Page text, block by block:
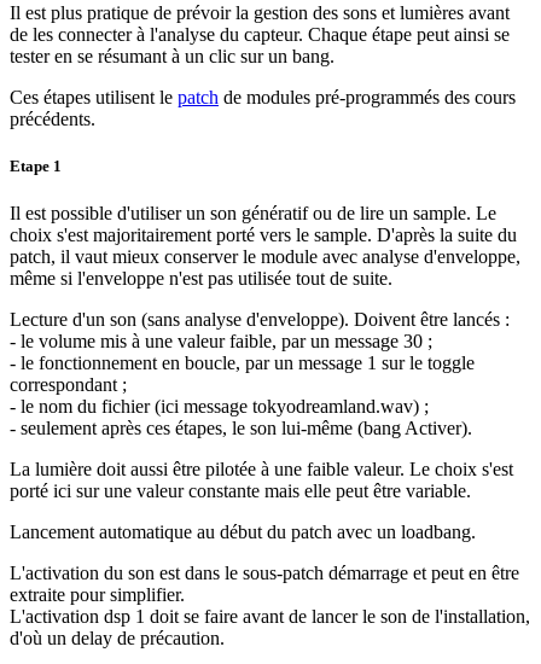
Il est plus pratique de prévoir la gestion des sons et lumières avant
de les connecter à l'analyse du capteur. Chaque étape peut ainsi se
tester en se résumant à un clic sur un bang.
Ces étapes utilisent le patch de modules pré-programmés des cours
précédents.
Etape 1
Il est possible d'utiliser un son génératif ou de lire un sample. Le
choix s'est majoritairement porté vers le sample. D'après la suite du
patch, il vaut mieux conserver le module avec analyse d'enveloppe,
même si l'enveloppe n'est pas utilisée tout de suite.
Lecture d'un son (sans analyse d'enveloppe). Doivent être lancés :
- le volume mis à une valeur faible, par un message 30 ;
- le fonctionnement en boucle, par un message 1 sur le toggle
correspondant ;
- le nom du fichier (ici message tokyodreamland.wav) ;
- seulement après ces étapes, le son lui-même (bang Activer).
La lumière doit aussi être pilotée à une faible valeur. Le choix s'est
porté ici sur une valeur constante mais elle peut être variable.
Lancement automatique au début du patch avec un loadbang.
L'activation du son est dans le sous-patch démarrage et peut en être
extraite pour simplifier.
L'activation dsp 1 doit se faire avant de lancer le son de l'installation,
d'où un delay de précaution.